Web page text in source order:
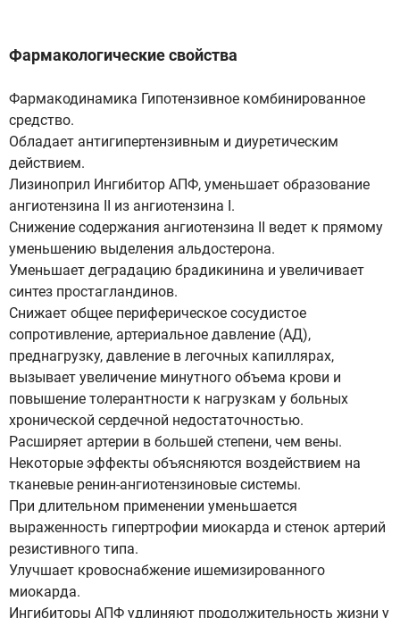
Фармакологические свойства
Фармакодинамика Гипотензивное комбинированное
средство.
Обладает антигипертензивным и диуретическим
действием.
Лизиноприл Ингибитор АПФ, уменьшает образование
ангиотензина II из ангиотензина I.
Снижение содержания ангиотензина II ведет к прямому
уменьшению выделения альдостерона.
Уменьшает деградацию брадикинина и увеличивает
синтез простагландинов.
Снижает общее периферическое сосудистое
сопротивление, артериальное давление (АД),
преднагрузку, давление в легочных капиллярах,
вызывает увеличение минутного объема крови и
повышение толерантности к нагрузкам у больных
хронической сердечной недостаточностью.
Расширяет артерии в большей степени, чем вены.
Некоторые эффекты объясняются воздействием на
тканевые ренин-ангиотензиновые системы.
При длительном применении уменьшается
выраженность гипертрофии миокарда и стенок артерий
резистивного типа.
Улучшает кровоснабжение ишемизированного
миокарда.
Ингибиторы АПФ удлиняют продолжительность жизни у